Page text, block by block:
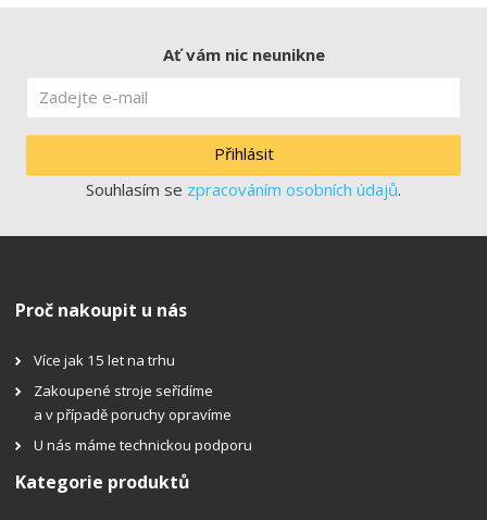
Ať vám nic neunikne
Přihlásit
Souhlasím se zpracováním osobních údajů.
Proč nakoupit u nás
Více jak 15 let na trhu
Zakoupené stroje seřídíme
a v případě poruchy opravíme
U nás máme technickou podporu
Kategorie produktů